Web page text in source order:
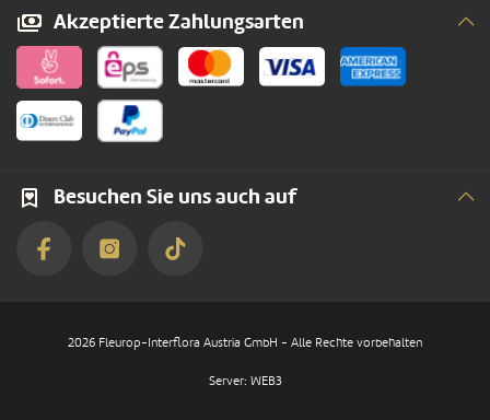
Akzeptierte Zahlungsarten
Besuchen Sie uns auch auf
2026 Fleurop-Interflora Austria GmbH - Alle Rechte vorbehalten
Server: WEB3